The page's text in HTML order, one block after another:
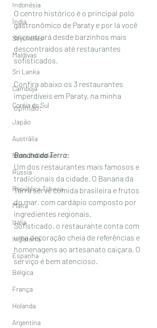
Indonésia
Índia
Seychelles
Maldivas
Sri Lanka
Camboja
Coréia do Sul
Japão
Austrália
Nova Zelândia
Rússia
República Tcheca
Malta
Itália
Inglaterra
Espanha
Bélgica
França
Holanda
Argentina
O centro histórico é o principal polo
gastronômico de Paraty e por lá você
encontrará desde barzinhos mais
descontraídos até restaurantes
sofisticados.
Confira abaixo os 3 restaurantes
imperdíveis em Paraty, na minha
opinião:
Banana da Terra:
Um dos restaurantes mais famosos e
tradicionais da cidade. O Banana da
Terra serve comida brasileira e frutos
do mar, com cardápio composto por
ingredientes regionais.
Sofisticado, o restaurante conta com
uma decoração cheia de referências e
homenagens ao artesanato caiçara. O
serviço é bem atencioso.